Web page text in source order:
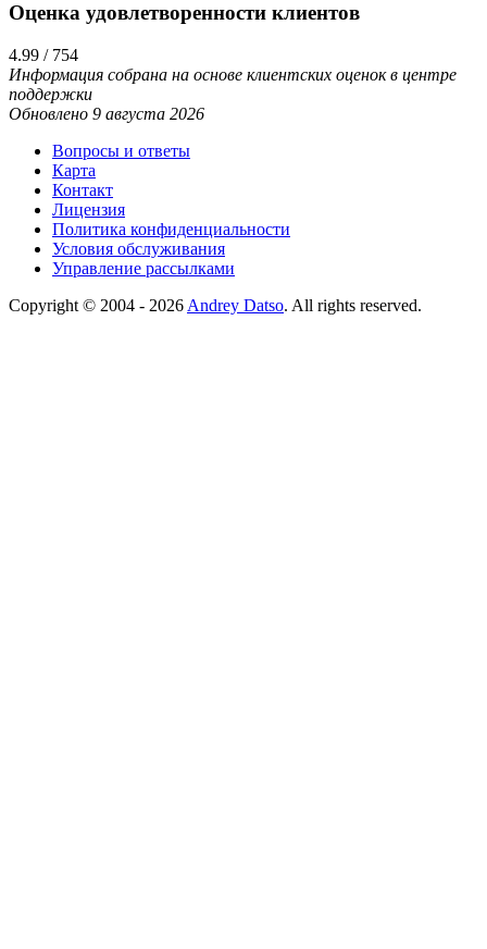
Оценка удовлетворенности клиентов
4.99 / 754
Информация собрана на основе клиентских оценок в центре
поддержки
Обновлено 9 августа 2026
Вопросы и ответы
Карта
Контакт
Лицензия
Политика конфиденциальности
Условия обслуживания
Управление рассылками
Copyright © 2004 - 2026 Andrey Datso. All rights reserved.